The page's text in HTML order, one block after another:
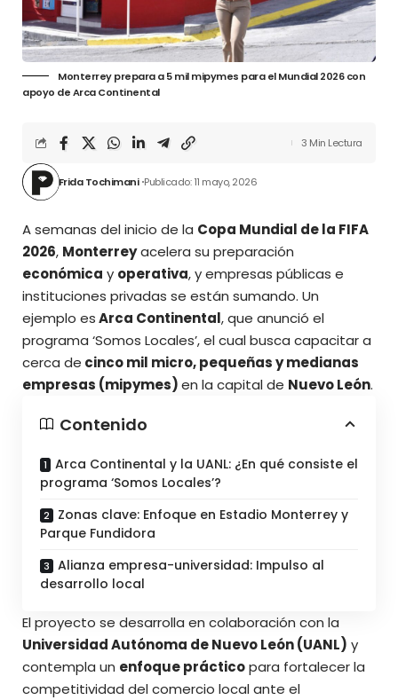
Monterrey prepara a 5 mil mipymes para el Mundial 2026 con
apoyo de Arca Continental
Frida Tochimani Publicado: 11 mayo, 2026
3 Min Lectura
A semanas del inicio de la Copa Mundial de la FIFA
2026, Monterreyacelera su preparación
económica y operativa, y empresas públicas e
instituciones privadas se están sumando. Un
ejemplo esArca Continental, que anunció el
programa ‘Somos Locales’, el cual busca capacitar a
cerca de cinco mil micro, pequeñas y medianas
empresas (mipymes)en la capital de Nuevo León.
Contenido
Arca Continental y la UANL: ¿En qué consiste el
programa ‘Somos Locales’?
Zonas clave: Enfoque en Estadio Monterrey y
Parque Fundidora
Alianza empresa-universidad: Impulso al
desarrollo local
El proyecto se desarrolla en colaboración con la
Universidad Autónoma de Nuevo León (UANL) y
contempla un enfoque prácticopara fortalecer la
competitividad del comercio local ante el